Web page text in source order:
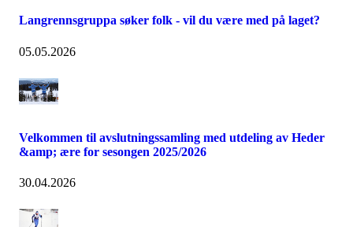
Langrennsgruppa søker folk - vil du være med på laget?
05.05.2026
Velkommen til avslutningssamling med utdeling av Heder
&amp; ære for sesongen 2025/2026
30.04.2026